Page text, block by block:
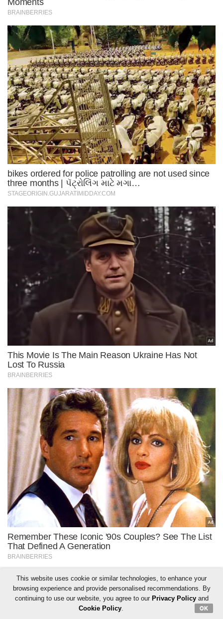
This website uses cookie or similar technologies, to enhance your
browsing experience and provide personalised recommendations. By
continuing to use our website, you agree to our Privacy Policyand
Cookie Policy. OK